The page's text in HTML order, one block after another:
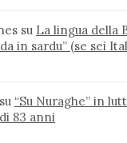
su La lingua della
in sardu” (se sei
su “Su Nuraghe” in
83 anni